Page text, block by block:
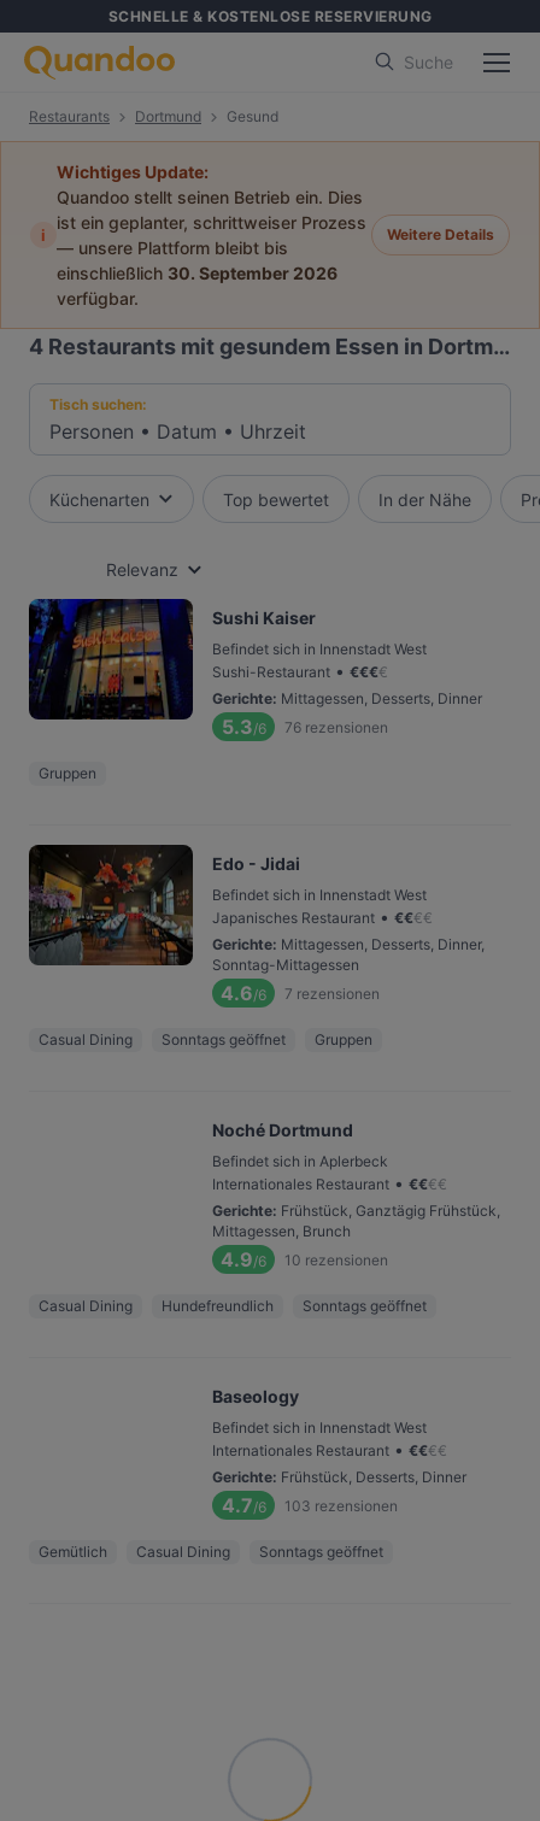
SCHNELLE & KOSTENLOSE RESERVIERUNG
Suche
Restaurants Dortmund Gesund
i
Wichtiges Update:
Quandoo stellt seinen Betrieb ein. Dies
ist ein geplanter, schrittweiser Prozess
— unsere Plattform bleibt bis
einschließlich 30. September 2026
verfügbar.
Weitere Details
4 Restaurants mit gesundem Essen in Dortmund
Tisch suchen:
Personen • Datum • Uhrzeit
Küchenarten Top bewertet In der Nähe
Relevanz
Sushi Kaiser
Befindet sich in Innenstadt West
Sushi-Restaurant • €€€€
Gerichte: Mittagessen, Desserts, Dinner
5.3/6 76 rezensionen
Gruppen
Edo - Jidai
Befindet sich in Innenstadt West
Japanisches Restaurant • €€€€
Gerichte: Mittagessen, Desserts, Dinner,
Sonntag-Mittagessen
4.6/6 7 rezensionen
Casual Dining Sonntags geöffnet Gruppen
Noché Dortmund
Befindet sich in Aplerbeck
Internationales Restaurant • €€€€
Gerichte: Frühstück, Ganztägig Frühstück,
Mittagessen, Brunch
4.9/6 10 rezensionen
Casual Dining Hundefreundlich Sonntags geöffnet
Baseology
Befindet sich in Innenstadt West
Internationales Restaurant • €€€€
Gerichte: Frühstück, Desserts, Dinner
4.7/6 103 rezensionen
Gemütlich Casual Dining Sonntags geöffnet